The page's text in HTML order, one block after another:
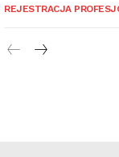
REJESTRACJA